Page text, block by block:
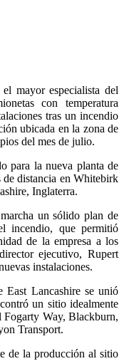
mayor especialista del
con temperatura
tras un incendio
ubicada en la zona de
del mes de julio.
para la nueva planta de
de distancia en Whitebirk
Inglaterra.
un sólido plan de
incendio, que permitió
de la empresa a los
ejecutivo, Rupert
instalaciones.
East Lancashire se unió
un sitio idealmente
Way, Blackburn,
Transport.
de la producción al sitio